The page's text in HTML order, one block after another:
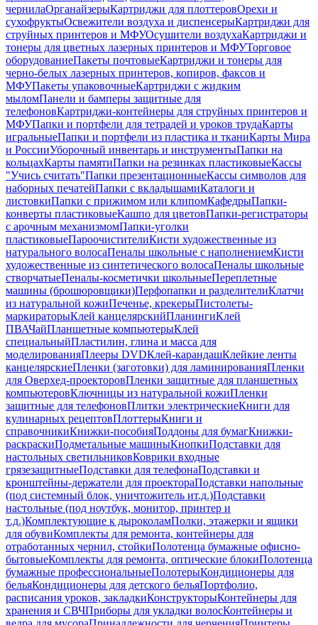
чернилаОрганайзерыКартриджи для плоттеровОрехи и
сухофруктыОсвежители воздуха и диспенсерыКартриджи для
струйных принтеров и МФУОсушители воздухаКартриджи и
тонеры для цветных лазерных принтеров и МФУТорговое
оборудованиеПакеты почтовыеКартриджи и тонеры для
черно-белых лазерных принтеров, копиров, факсов и
МФУПакеты упаковочныеКартриджи с жидким
мыломПанели и бамперы защитные для
телефоновКартриджи-контейнеры для струйных принтеров и
МФУПапки и портфели для тетрадей и уроков трудаКарты
игральныеПапки и портфели из пластика и тканиКарты Мира
и РоссииУборочный инвентарь и инструментыПапки на
кольцахКарты памятиПапки на резинках пластиковыеКассы
"Учись считать"Папки презентационныеКассы символов для
наборных печатейПапки с вкладышамиКаталоги и
листовкиПапки с прижимом или клипомКафедрыПапки-
конверты пластиковыеКашпо для цветовПапки-регистраторы
с арочным механизмомПапки-уголки
пластиковыеПароочистителиКисти художественные из
натурального волосаПеналы школьные с наполнениемКисти
художественные из синтетического волосаПеналы школьные
створчатыеПеналы-косметички школьныеПереплетные
машины (брошюровщики)Перфопапки и разделителиКлатчи
из натуральной кожиПеченье, крекерыПистолеты-
маркираторыКлей канцелярскийПланингиКлей
ПВАЧайПланшетные компьютерыКлей
специальныйПластилин, глина и масса для
моделированияПлееры DVDКлей-карандашКлейкие ленты
канцелярскиеПленки (заготовки) для ламинированияПленки
для Оверхед-проекторовПленки защитные для планшетных
компьютеровКлючницы из натуральной кожиПленки
защитные для телефоновПлитки электрическиеКниги для
кулинарных рецептовПлоттерыКниги и
справочникиКнижки-пособияПоддоны для бумагКнижки-
раскраскиПодметальные машиныКнопкиПодставки для
настольных светильниковКоврики входные
грязезащитныеПодставки для телефонаПодставки и
кронштейны-держатели для проектораПодставки напольные
(под системный блок, уничтожитель ит.д.)Подставки
настольные (под ноутбук, монитор, принтер и
т.д.)Комплектующие к дыроколамПолки, этажерки и ящики
для обувиКомплекты для ремонта, контейнеры для
отработанных чернил, стойкиПолотенца бумажные офисно-
бытовыеКомплекты для ремонта, оптические блокиПолотенца
бумажные профессиональныеПолотерыКондиционеры для
бельяКондиционеры для детского бельяПортфолио,
расписания уроков, закладкиКонструкторыКонтейнеры для
хранения и СВЧПриборы для укладки волосКонтейнеры и